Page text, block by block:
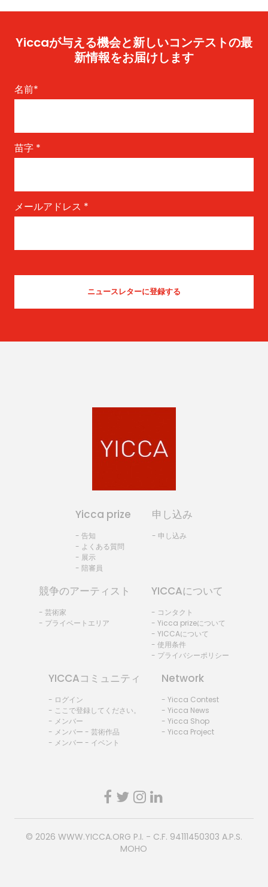
From Yicca Art Shop
by Marcel - Germany
Yiccaが与える機会と新しいコンテストの最
新情報をお届けします
名前*
苗字 *
メールアドレス *
Yicca prize
- 告知
- よくある質問
- 展示
- 陪審員
申し込み
- 申し込み
競争のアーティスト
- 芸術家
- プライベートエリア
YICCAについて
- コンタクト
- Yicca prizeについて
- YICCAについて
- 使用条件
- プライバシーポリシー
YICCAコミュニティ
- ログイン
- ここで登録してください。
- メンバー
- メンバー - 芸術作品
- メンバー - イベント
Network
- Yicca Contest
- Yicca News
- Yicca Shop
- Yicca Project
© 2026 WWW.YICCA.ORG P.I. - C.F. 94111450303 A.P.S.
MOHO